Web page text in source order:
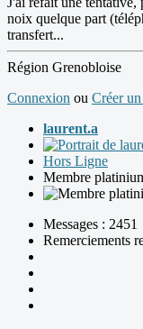
noix quelque part
transfert...
Région Grenobloise
Connexion ou Créer
laurent.a
Hors Ligne
Membre
Messages : 2451
Remerciements